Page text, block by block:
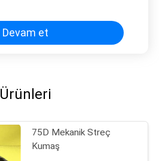
Devam et
Ürünleri
75D Mekanik Streç
Kumaş